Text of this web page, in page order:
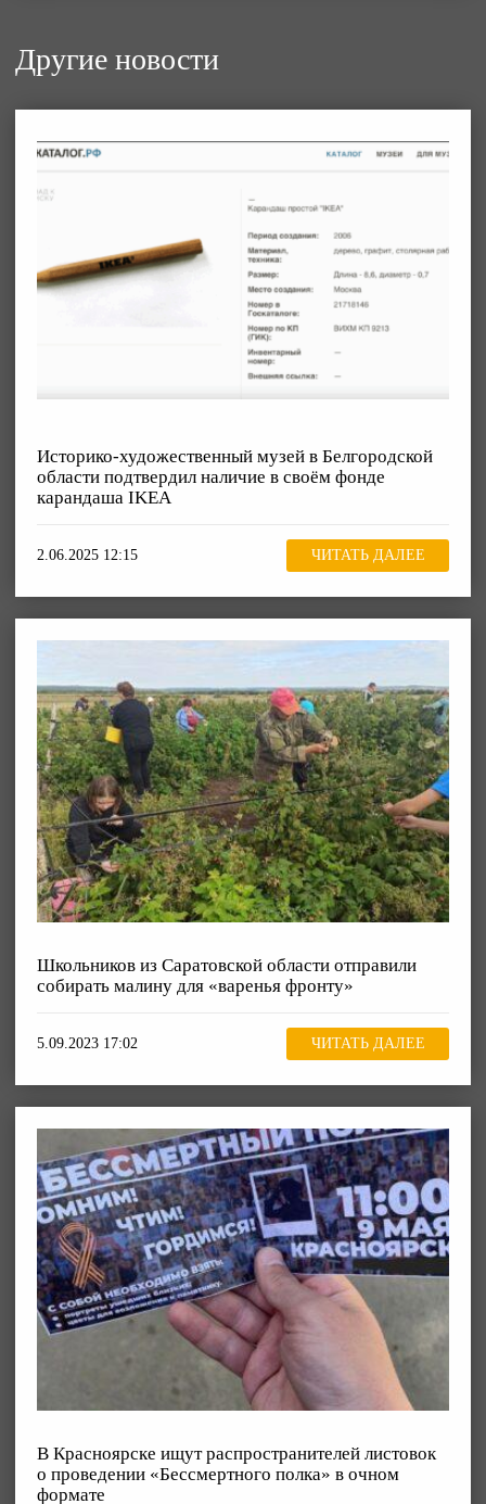
Другие новости
Историко-художественный музей в Белгородской
области подтвердил наличие в своём фонде
карандаша IKEA
2.06.2025 12:15 ЧИТАТЬ ДАЛЕЕ
Школьников из Саратовской области отправили
собирать малину для «варенья фронту»
5.09.2023 17:02 ЧИТАТЬ ДАЛЕЕ
В Красноярске ищут распространителей листовок
о проведении «Бессмертного полка» в очном
формате